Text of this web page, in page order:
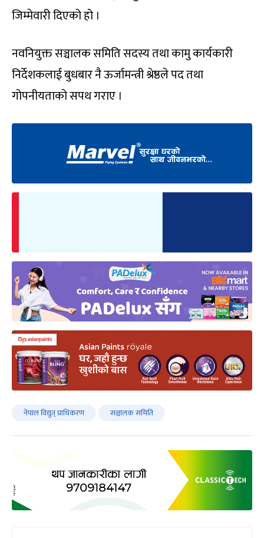
जिम्मेवारी दिएको हो ।
नवनियुक्त सञ्चालक समिति सदस्य तथा कामु कार्यकारी
निर्देशकलाई बुधबार नै ऊर्जामन्त्री श्रेष्ठले पद तथा
गोपनीयताको सपथ गराए ।
नेपाल विद्युत् प्राधिकरण सञ्चालक समिति